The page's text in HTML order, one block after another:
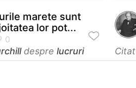
marete sunt
lor pot...
despre lucruri